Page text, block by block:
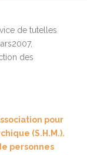
de tutelles
des
pour
(S.H.M.).
personnes